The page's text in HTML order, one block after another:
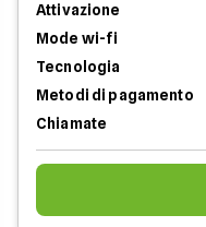
Attivazione
Mode wi-fi
Tecnologia
Metodi di pagamento
Chiamate